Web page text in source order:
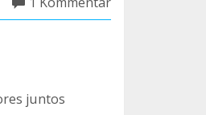
juntos